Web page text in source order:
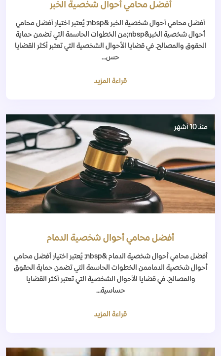
أفضل محامي أحوال شخصية الخبر
أفضل محامي أحوال شخصية الخبر &nbsp; يُعتبر اختيار أفضل محامي
أحوال شخصية الخبر&nbsp;من الخطوات الحاسمة التي تضمن حماية
الحقوق والمصالح. في قضايا الأحوال الشخصية التي تعتبر أكثر القضايا
حس...
قراءة المزيد
منذ 10 أشهر
أفضل محامي أحوال شخصية الدمام
أفضل محامي أحوال شخصية الدمام &nbsp; يُعتبر اختيار أفضل محامي
أحوال شخصية الدماممن الخطوات الحاسمة التي تضمن حماية الحقوق
والمصالح. في قضايا الأحوال الشخصية التي تعتبر أكثر القضايا
حساسية...
قراءة المزيد